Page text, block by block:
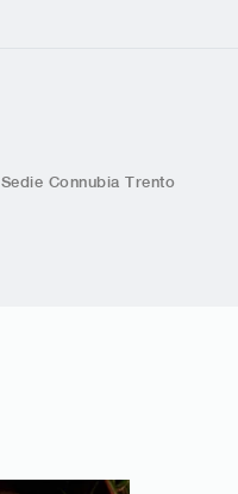
Sedie Connubia Trento